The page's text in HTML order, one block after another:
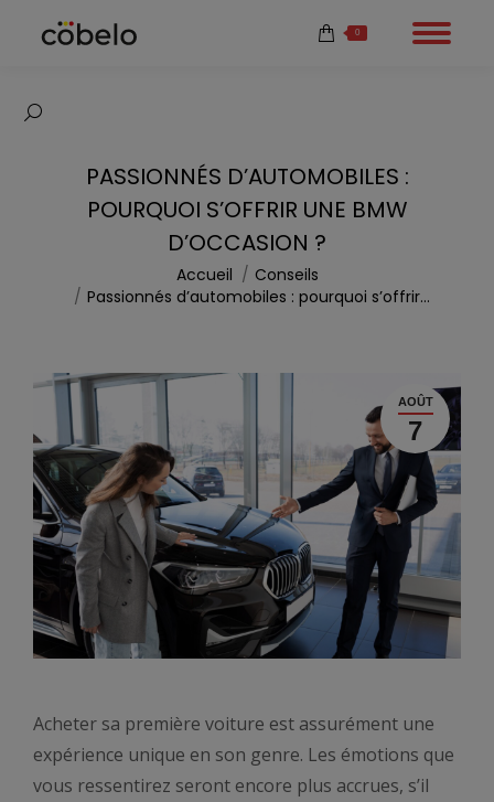
Recherche
0
PASSIONNÉS D’AUTOMOBILES :
POURQUOI S’OFFRIR UNE BMW
D’OCCASION ?
Accueil
Conseils
Passionnés d’automobiles : pourquoi s’offrir…
AOÛT
7
Acheter sa première voiture est assurément une
expérience unique en son genre. Les émotions que
vous ressentirez seront encore plus accrues, s’il